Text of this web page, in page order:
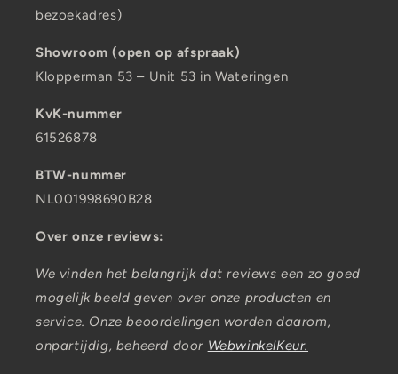
bezoekadres)
Showroom (open op afspraak)
Klopperman 53 – Unit 53 in Wateringen
KvK-nummer
61526878
BTW-nummer
NL001998690B28
Over onze reviews:
We vinden het belangrijk dat reviews een zo goed
mogelijk beeld geven over onze producten en
service. Onze beoordelingen worden daarom,
onpartijdig, beheerd door WebwinkelKeur.